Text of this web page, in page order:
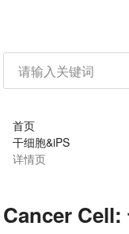
首页
干细胞&iPS
详情页
Cancer Cell: